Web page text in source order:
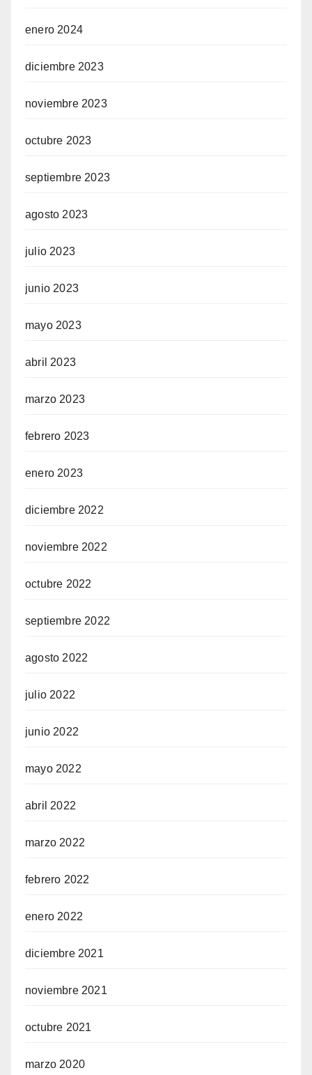
enero 2024
diciembre 2023
noviembre 2023
octubre 2023
septiembre 2023
agosto 2023
julio 2023
junio 2023
mayo 2023
abril 2023
marzo 2023
febrero 2023
enero 2023
diciembre 2022
noviembre 2022
octubre 2022
septiembre 2022
agosto 2022
julio 2022
junio 2022
mayo 2022
abril 2022
marzo 2022
febrero 2022
enero 2022
diciembre 2021
noviembre 2021
octubre 2021
marzo 2020